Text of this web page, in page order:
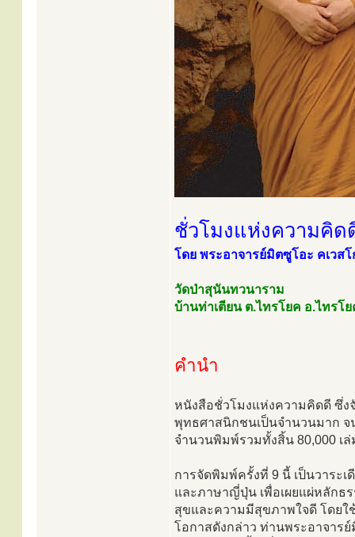
ชั่วโมงแห่งความคิด
โดย พระอาจารย์มิตซูโอะ คเวสโ
วัดป่าสุนันทวนาราม
บ้านท่าเตียน ต.ไทรโยค อ.ไทรโ
คำนำ
หนังสือชั่วโมงแห่งความคิดดี ซึ่ง
พุทธศาสนิกชนเป็นจำนวนมาก จ
จำนวนพิมพ์รวมทั้งสิ้น 80,000 เล่
การจัดพิมพ์ครั้งที่ 9 นี้ เป็นวาระ
และภาษาญี่ปุ่น เพื่อเผยแผ่หลักธ
สุขและความมีสุขภาพใจดี โดย
โอกาสดังกล่าว ท่านพระอาจาร